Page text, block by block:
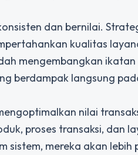
dan bernilai.
kualitas
mengembangkan ikatan
berdampak langsung
nilai
proses transaksi, dan
sistem, mereka akan lebih